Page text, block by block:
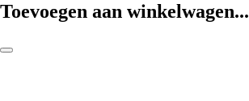
Toevoegen aan winkelwagen...